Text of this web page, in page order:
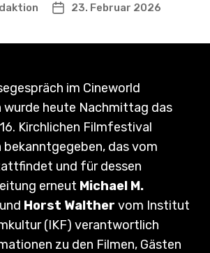
Veröffentlichungsdatum
23. Februar 2026
im Cineworld
wurde heute Nachmittag das
Kirchlichen Filmfestival
bekanntgegeben, das vom
und für dessen
erneut Michael M.
und Horst Walther vom Institut
(IKF) verantwortlich
zu den Filmen, Gästen